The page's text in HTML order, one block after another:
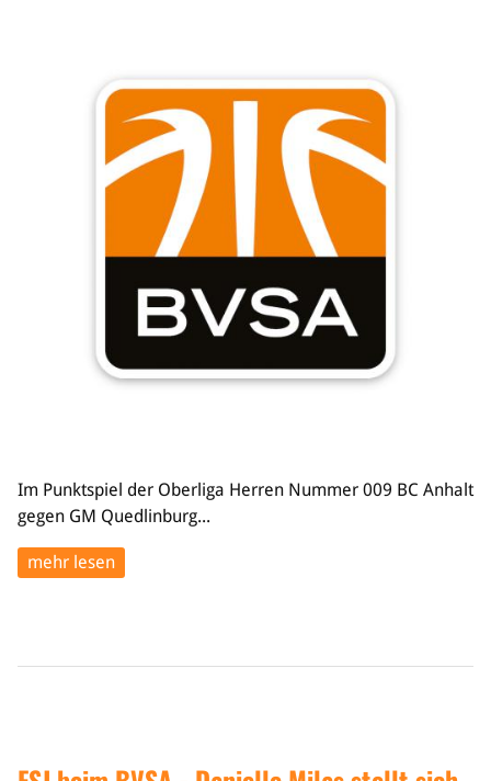
Im Punktspiel der Oberliga Herren Nummer 009 BC Anhalt
gegen GM Quedlinburg...
mehr lesen